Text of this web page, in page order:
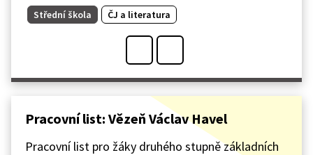
Střední škola ČJ a literatura
Pracovní list: Vězeň Václav Havel
Pracovní list pro žáky druhého stupně základních